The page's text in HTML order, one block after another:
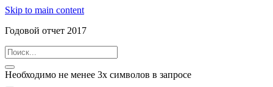
Skip to main content
Годовой отчет 2017
Необходимо не менее 3х символов в запросе